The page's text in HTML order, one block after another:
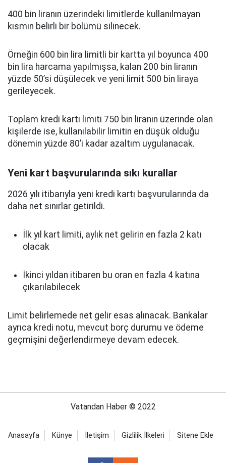
400 bin liranın üzerindeki limitlerde kullanılmayan
kısmın belirli bir bölümü silinecek.
Örneğin 600 bin lira limitli bir kartta yıl boyunca 400
bin lira harcama yapılmışsa, kalan 200 bin liranın
yüzde 50’si düşülecek ve yeni limit 500 bin liraya
gerileyecek.
Toplam kredi kartı limiti 750 bin liranın üzerinde olan
kişilerde ise, kullanılabilir limitin en düşük olduğu
dönemin yüzde 80’i kadar azaltım uygulanacak.
Yeni kart başvurularında sıkı kurallar
2026 yılı itibarıyla yeni kredi kartı başvurularında da
daha net sınırlar getirildi.
İlk yıl kart limiti, aylık net gelirin en fazla 2 katı
olacak
İkinci yıldan itibaren bu oran en fazla 4 katına
çıkarılabilecek
Limit belirlemede net gelir esas alınacak. Bankalar
ayrıca kredi notu, mevcut borç durumu ve ödeme
geçmişini değerlendirmeye devam edecek.
Vatandan Haber © 2022
Anasayfa Künye İletişim Gizlilik İlkeleri Sitene Ekle